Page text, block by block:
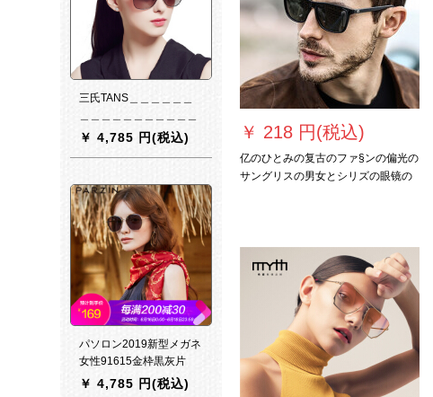
￥ 218 円(税込)
亿のひとみの复古のファ§ンの偏光の
サングリスの男女とシリズの眼镜の
三氏TANS＿＿＿＿＿＿
＿＿＿＿＿＿＿＿＿＿＿
＿＿＿＿＿＿＿＿＿＿＿
＿＿＿＿＿＿＿＿＿＿＿
＿＿＿＿＿＿＿＿＿＿＿
＿＿＿＿＿＿＿＿＿＿＿
＿＿＿＿＿＿＿＿＿＿＿
＿＿＿＿＿＿＿＿＿＿＿
＿＿＿＿＿＿＿＿＿＿＿
＿＿＿＿＿＿＿＿＿＿＿
＿＿＿＿＿＿
￥ 4,785 円(税込)
パソロン2019新型メガネ
女性91615金枠黒灰片
￥ 4,785 円(税込)